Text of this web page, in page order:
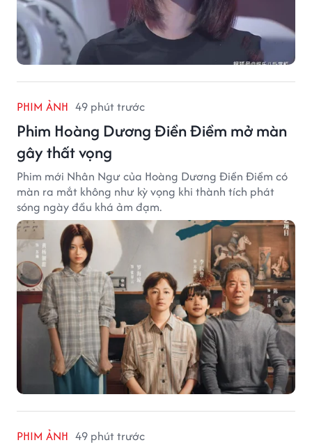
PHIM ẢNH 49 phút trước
Phim Hoàng Dương Điền Điềm mở màn
gây thất vọng
Phim mới Nhân Ngư của Hoàng Dương Điền Điềm có
màn ra mắt không như kỳ vọng khi thành tích phát
sóng ngày đầu khá ảm đạm.
PHIM ẢNH 49 phút trước